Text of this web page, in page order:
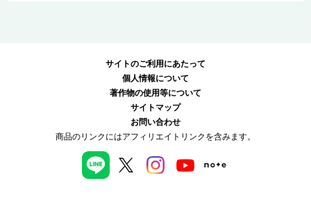
サイトのご利用にあたって
個人情報について
著作物の使用等について
サイトマップ
お問い合わせ
商品のリンクにはアフィリエイトリンクを含みます。